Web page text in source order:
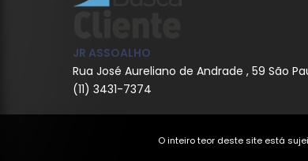
JR ASSOALHO
Rua José Aureliano de Andrade , 59 São
(11) 3431-7374
O inteiro teor deste site está